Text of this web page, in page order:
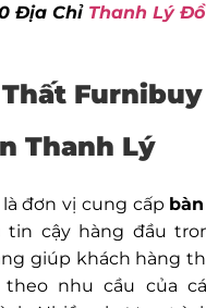
Địa Chỉ Thanh Lý
Furnibuy
Thanh Lý
là đơn vị cung cấp
tin cậy hàng đầu
giúp khách hàng
theo nhu cầu của